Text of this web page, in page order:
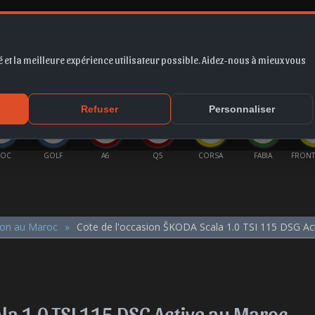
la meilleure expérience utilisateur possible. Aidez-nous à mieux vous
Refuser Personnaliser
GOLF A6 Q5 CORSA FABIA
au Maroc Cote de l'occasion ŠKODA Scala 1.0 TSI 115 DSG